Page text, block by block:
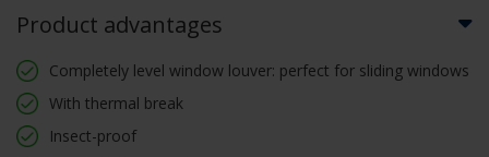
Product advantages
Completely level window louver: perfect for sliding windows
With thermal break
Insect-proof